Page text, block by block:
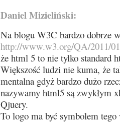
Daniel Mizieliński:
Na blogu W3C bardzo dobrze
http://www.w3.org/QA/2011/
że html 5 to nie tylko standard
Większość ludzi nie kuma, że
mentalna gdyż bardzo dużo
nazywamy html5 są zwykłym
Qjuery.
To logo ma być symbolem